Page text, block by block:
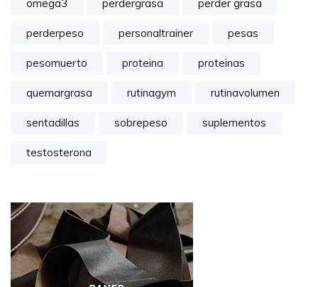
omega3 perdergrasa perder grasa
perderpeso personaltrainer pesas
pesomuerto proteina proteinas
quemargrasa rutinagym rutinavolumen
sentadillas sobrepeso suplementos
testosterona